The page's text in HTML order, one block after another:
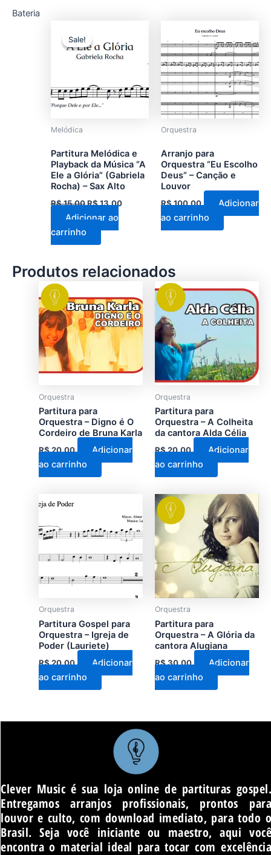
Bateria
Sale!
Sale!
Melódica
Partitura Melódica e
Playback da Música “A
Ele a Glória” (Gabriela
Rocha) – Sax Alto
R$15,00
original
era:
R$13,00
atual
é:
R$ 13,00.
Adicionar ao
carrinho
Orquestra
Arranjo para
Orquestra “Eu Escolho
Deus” – Canção e
Louvor
R$100,00
Adicionar
ao carrinho
Produtos relacionados
Orquestra
Partitura para
Orquestra – Digno é O
Cordeiro de Bruna Karla
R$20,00
Adicionar
ao carrinho
Orquestra
Partitura para
Orquestra – A Colheita
da cantora Alda Célia
R$20,00
Adicionar
ao carrinho
Orquestra
Partitura Gospel para
Orquestra – Igreja de
Poder (Lauriete)
R$20,00
Adicionar
ao carrinho
Orquestra
Partitura para
Orquestra – A Glória da
cantora Alugiana
R$30,00
Adicionar
ao carrinho
Clever Music é sua loja online de partituras gospel.
Entregamos arranjos profissionais, prontos para
louvor e culto, com download imediato, para todo o
Brasil. Seja você iniciante ou maestro, aqui você
encontra o material ideal para tocar com excelência